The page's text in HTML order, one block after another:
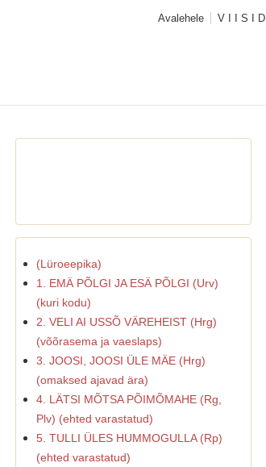
Avalehele V I I S I D
(Lüroeepika)
1. EMÄ PÕLGI JA ESÄ PÕLGI (Urv)
(kuri kodu)
2. VELI AI USSÕ VÄREHEIST (Hrg)
(võõrasema ja vaeslaps)
3. JOOSI, JOOSI ÜLE MÄE (Hrg)
(omaksed ajavad ära)
4. LÄTSI MÕTSA PÕIMÕMAHE (Rg,
Plv) (ehted varastatud)
5. TULLI ÜLES HUMMOGULLA (Rp)
(ehted varastatud)